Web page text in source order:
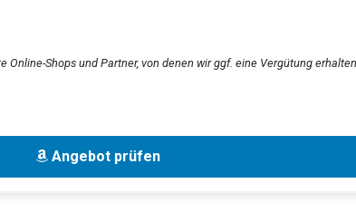
Online-Shops und Partner, von denen wir ggf. eine Vergütung erhalten.
Angebot prüfen